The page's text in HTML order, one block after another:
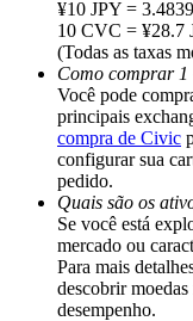
BTC Welcome
Deposit & Trade
Deposit
Share 500000
¥10 JPY =
10 CVC = ¥28.7
(Todas as taxas
Como comprar
Você pode
principais
compra de Civic
configurar sua
pedido.
Quais são os
Se você está
mercado ou
Para mais
descobrir
desempenho.